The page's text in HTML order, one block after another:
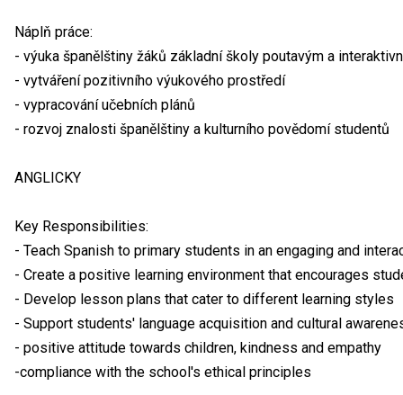
Náplň práce:
- výuka španělštiny žáků základní školy poutavým a
- vytváření pozitivního výukového prostředí
- vypracování učebních plánů
- rozvoj znalosti španělštiny a kulturního povědomí studentů
ANGLICKY
Key Responsibilities:
- Teach Spanish to primary students in an engaging and
- Create a positive learning environment that encourages
- Develop lesson plans that cater to different learning styles
- Support students' language acquisition and cultural
- positive attitude towards children, kindness and empathy
-compliance with the school's ethical principles